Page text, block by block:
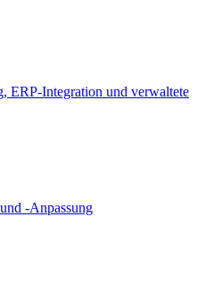
ERP-Integration und verwaltete
-Anpassung